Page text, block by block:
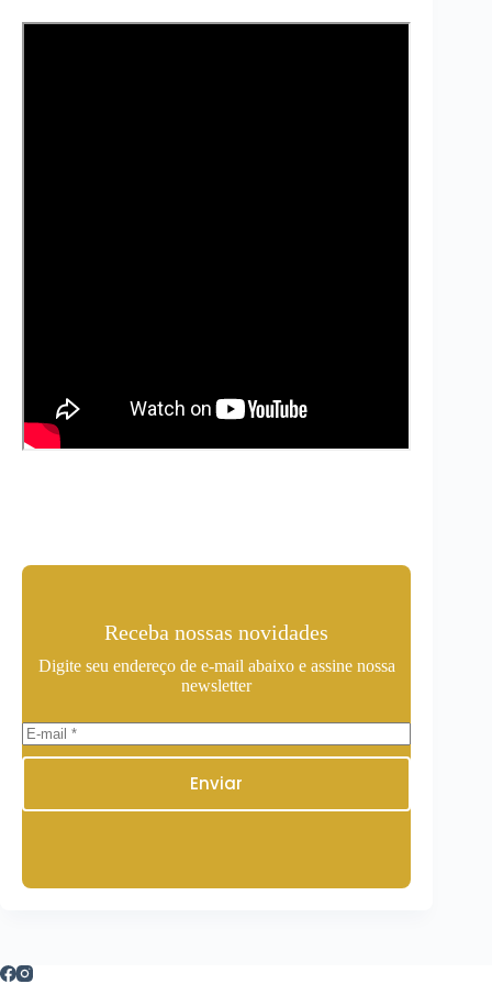
Receba nossas novidades
Digite seu endereço de e-mail abaixo e assine nossa
newsletter
Enviar